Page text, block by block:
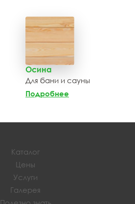
Осина
Для бани и сауны
Подробнее
Каталог
Цены
Услуги
Галерея